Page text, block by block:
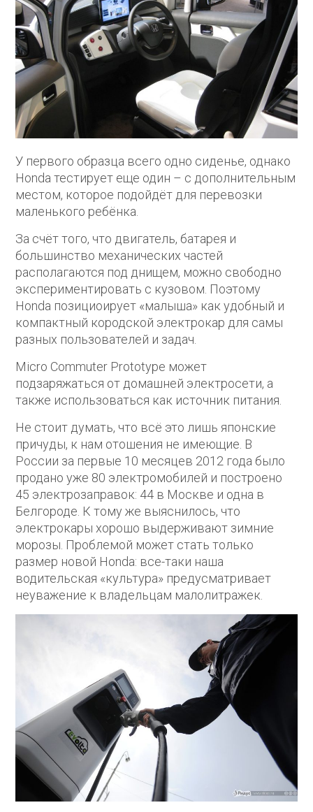
У первого образца всего одно сиденье, однако
Honda тестирует еще один – с дополнительным
местом, которое подойдёт для перевозки
маленького ребёнка.
За счёт того, что двигатель, батарея и
большинство механических частей
располагаются под днищем, можно свободно
экспериментировать с кузовом. Поэтому
Honda позициоирует «малыша» как удобный и
компактный кородской электрокар для самы
разных пользователей и задач.
Micro Commuter Prototype может
подзаряжаться от домашней электросети, а
также использоваться как источник питания.
Не стоит думать, что всё это лишь японские
причуды, к нам отошения не имеющие. В
России за первые 10 месяцев 2012 года было
продано уже 80 электромобилей и построено
45 электрозаправок: 44 в Москве и одна в
Белгороде. К тому же выяснилось, что
электрокары хорошо выдерживают зимние
морозы. Проблемой может стать только
размер новой Honda: все-таки наша
водительская «культура» предусматривает
неуважение к владельцам малолитражек.